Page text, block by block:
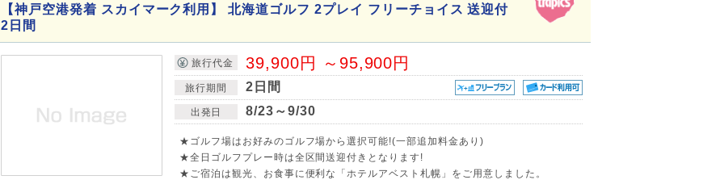
【神戸空港発着 スカイマーク利用】 北海道ゴルフ 2プレイ フリーチョイス 送迎付
2日間
旅行代金 39,900円 ～95,900円
旅行期間 2日間
出発日 8/23～9/30
★ゴルフ場はお好みのゴルフ場から選択可能!(一部追加料金あり)
★全日ゴルフプレー時は全区間送迎付きとなります!
★ご宿泊は観光、お食事に便利な「ホテルアベスト札幌」をご用意しました。